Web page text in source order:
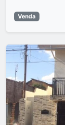
Venda